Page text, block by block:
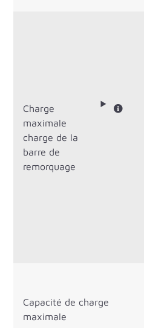
Charge
maximale
charge de la
barre de
remorquage
Capacité de charge
maximale